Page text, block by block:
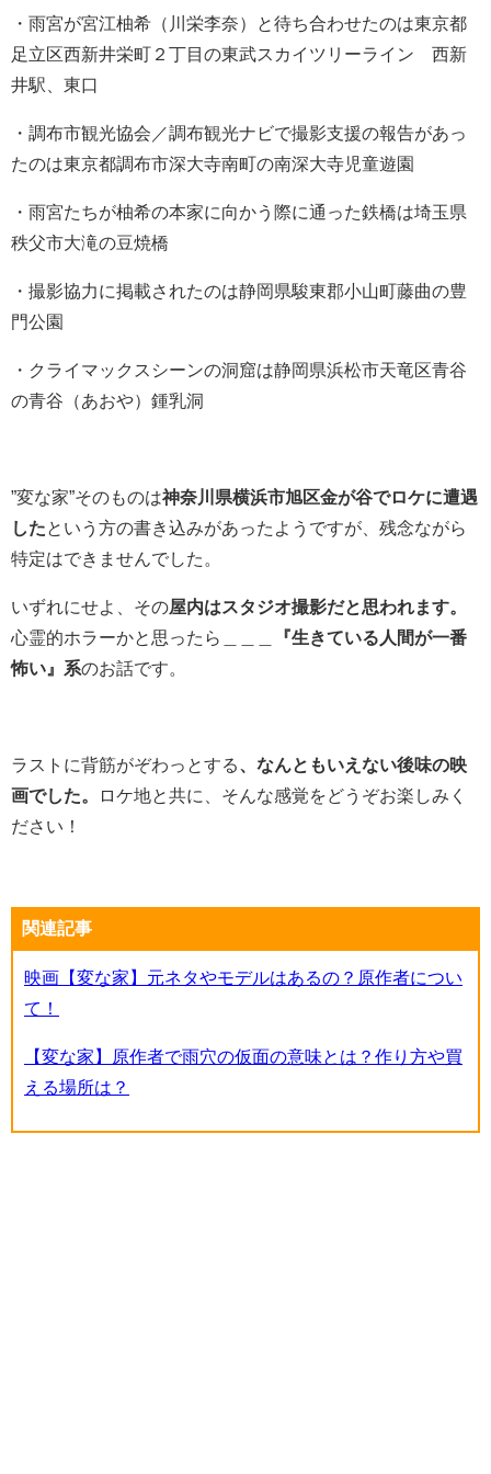
・雨宮が宮江柚希（川栄李奈）と待ち合わせたのは東京都
足立区西新井栄町２丁目の東武スカイツリーライン 西新
井駅、東口
・調布市観光協会／調布観光ナビで撮影支援の報告があっ
たのは東京都調布市深大寺南町の南深大寺児童遊園
・雨宮たちが柚希の本家に向かう際に通った鉄橋は埼玉県
秩父市大滝の豆焼橋
・撮影協力に掲載されたのは静岡県駿東郡小山町藤曲の豊
門公園
・クライマックスシーンの洞窟は静岡県浜松市天竜区青谷
の青谷（あおや）鍾乳洞
”変な家”そのものは神奈川県横浜市旭区金が谷でロケに遭遇
したという方の書き込みがあったようですが、残念ながら
特定はできませんでした。
いずれにせよ、その屋内はスタジオ撮影だと思われます。
心霊的ホラーかと思ったら＿＿＿
『生きている人間が一番
怖い』系のお話です。
ラストに背筋がぞわっとする、なんともいえない後味の映
画でした。
ロケ地と共に、そんな感覚をどうぞお楽しみく
ださい！
関連記事
映画【変な家】元ネタやモデルはあるの？原作者につい
て！
【変な家】原作者で雨穴の仮面の意味とは？作り方や買
える場所は？